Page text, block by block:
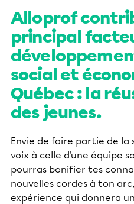
Alloprof
principal
social et
Québec : la
des jeunes.
Envie de faire partie de
voix à celle d'une équipe
pourras bonifier tes
nouvelles cordes à ton
expérience qui donnera